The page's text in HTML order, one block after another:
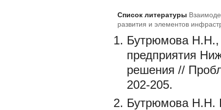
Список литературы
развития и элементов
Бутрюмова
предприятия
решения //
202-205.
Бутрюмова Н.Н.